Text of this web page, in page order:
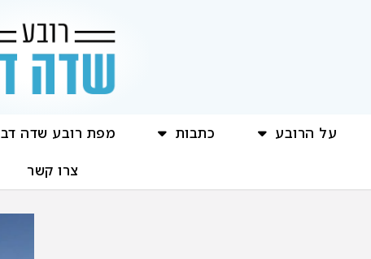
על הרובע כתבות מפת רובע שדה דב
צרו קשר